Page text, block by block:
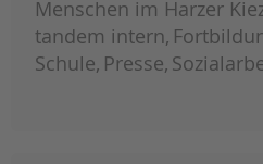
tandem als Arbeitgeberin
NEWS/BLOG
Menschen im Harzer
tandem intern
Schule Presse